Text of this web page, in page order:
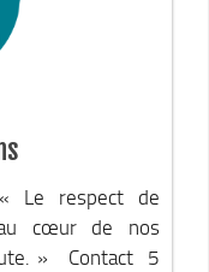
Le respect de
au cœur de nos
» Contact 5